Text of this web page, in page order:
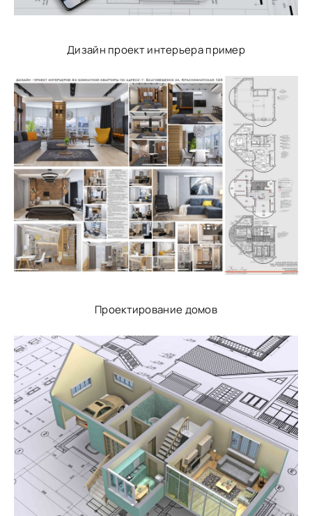
Дизайн проект интерьера пример
Проектирование домов